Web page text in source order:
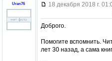
Uran76
18 декабря 2018 г.
Доброго.
Помогите вспомнить.
лет 30 назад, а сама